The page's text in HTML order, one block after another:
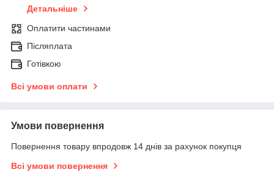
Детальніше
Оплатити частинами
Післяплата
Готівкою
Всі умови оплати
Умови повернення
Повернення товару впродовж 14 днів за рахунок покупця
Всі умови повернення